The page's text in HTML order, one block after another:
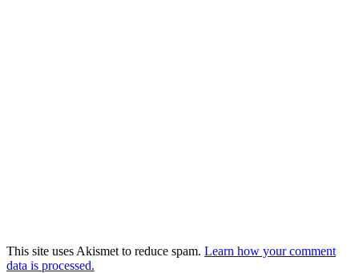
This site uses Akismet to reduce spam. Learn how your comment
data is processed.